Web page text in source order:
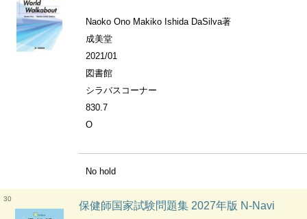
Naoko Ono Makiko Ishida DaSilva著
成美堂
2021/01
図書館
シラバスコーナー
830.7
O
No hold
30
保健師国家試験問題集 2027年版 N-Navi